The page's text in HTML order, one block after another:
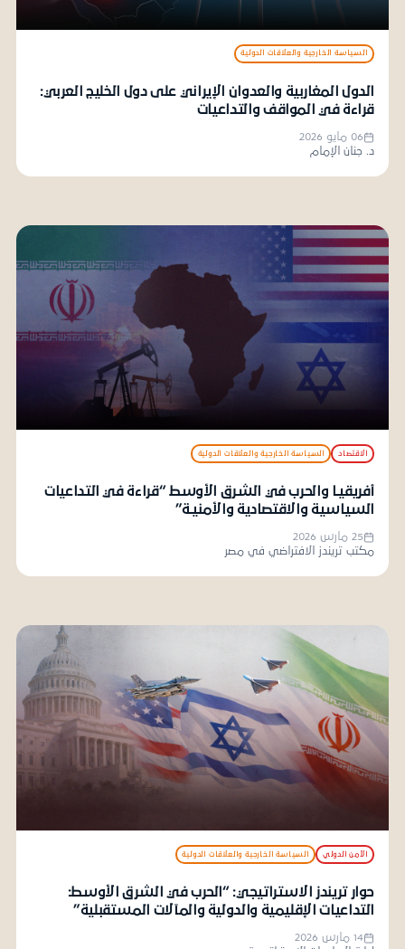
السياسة الخارجية والعلاقات الدولية
الدول المغاربية والعدوان الإيراني على دول الخليج العربي:
قراءة في المواقف والتداعيات
06 مايو 2026
د. جنان الإمام
الاقتصاد السياسة الخارجية والعلاقات الدولية
أفريقيـا والحرب في الشرق الأوسط “قراءة في التداعيات
السياسية والاقتصادية والأمنيـة”
25 مارس 2026
مكتب تريندز الافتراضي في مصر
الأمن الدولي السياسة الخارجية والعلاقات الدولية
حوار تريندز الاستراتيجي: “الحرب في الشرق الأوسط:
التداعيات الإقليمية والدولية والمآلات المستقبلية”
14 مارس 2026